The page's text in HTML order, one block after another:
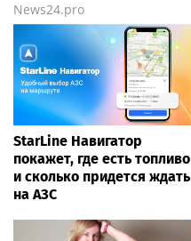
News24.pro
StarLine Навигатор
покажет, где есть топливо
и сколько придется ждать
на АЗС